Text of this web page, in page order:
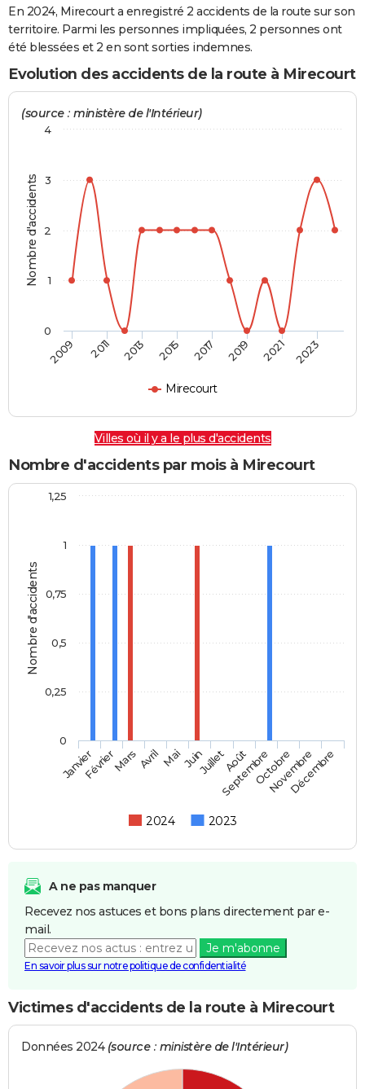
Destinations
City break
Voyage nature
Voyage de noces
Forum
Climat
+
GUIDES D'ACHAT
CARTE DE VOEUX
Dictionnaire
Biographies
Citations
Expressions
Proverbes
PROGRAMME TV
COPAINS D'AVANT
S'inscrire
Se connecter
Lycées
Collèges
Primaires
Universités
Entreprises
Service militaire
Avis de recherche
AVIS DE DÉCÈS
FORUM
En 2024, Mirecourt a enregistré 2 accidents de la route sur son
territoire. Parmi les personnes impliquées, 2 personnes ont
été blessées et 2 en sont sorties indemnes.
Evolution des accidents de la route à Mirecourt
Nombre d'accidents
(source : ministère de l'Intérieur)
Mirecourt
2009 2011 2013 2015 2017 2019 2021 2023
0
1
2
3
4
Villes où il y a le plus d'accidents
Nombre d'accidents par mois à Mirecourt
Nombre d'accidents
2024 2023
JanvierFévrierMars AvrilMaiJuinJuilletAoût
SeptembreOctobre
Novembre
Décembre
0
1
0,25
0,5
0,75
1,25
A ne pas manquer
Recevez nos astuces et bons plans directement par e-
mail.
Je m'abonne
En savoir plus sur notre politique de confidentialité
Victimes d'accidents de la route à Mirecourt
Données 2024 (source : ministère de l'Intérieur)